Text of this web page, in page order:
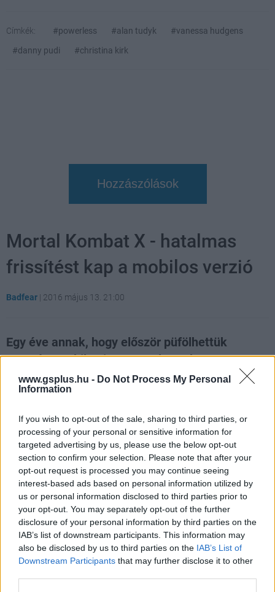
www.gsplus.hu - Do Not Process My Personal
Information
If you wish to opt-out of the sale, sharing to third parties, or
processing of your personal or sensitive information for
targeted advertising by us, please use the below opt-out
section to confirm your selection. Please note that after your
opt-out request is processed you may continue seeing
interest-based ads based on personal information utilized by
us or personal information disclosed to third parties prior to
your opt-out. You may separately opt-out of the further
disclosure of your personal information by third parties on the
IAB’s list of downstream participants. This information may
also be disclosed by us to third parties on the IAB’s List of
Downstream Participants that may further disclose it to other
Címkék: #powerless #alan tudyk
#vanessa hudgens
#danny pudi
#christina kirk
Hozzászólások
Mortal Kombat X - hatalmas
frissítést kap a mobilos verzió
Badfear | 2016 május 13. 21:00
Egy éve annak, hogy először püfölhettük
egymást mobilon is a Mortal Kombat X
harcosaival, az évforduló okán pedig egy
tartalmas frissítés közeleg.
Unmute Loaded:
80.89%
Mortal Kombat XAndroid és iOS verziói hamarosan
olyan tartalmas bővítményt kapnak, amire nem volt
példa a játék megjelenése óta. Jutalomként két darab
Gold Character, egyéb felszerelések, Fujin's Blessing
kártya és egy adag elkölthető Soul üti a markunk, de ez
még csak a kezdet.
Megújul a Faction War, amiben részt véve újfajta fizető
eszközt kapunk. Ezt majd a Faction War külön boltjában